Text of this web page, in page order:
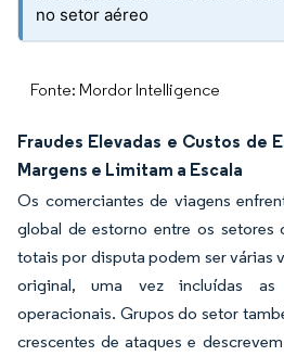
no setor aéreo
Fonte: Mordor Intelligence
Fraudes Elevadas e Custos de
Margens e Limitam a Escala
Os comerciantes de viagens
global de estorno entre os setores
totais por disputa podem ser várias
original, uma vez incluídas
operacionais. Grupos do setor
crescentes de ataques e